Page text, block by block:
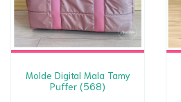
Molde Digital Mala Tamy
Puffer (568)